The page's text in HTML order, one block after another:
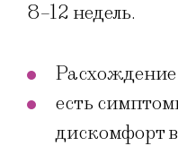
8–12 недель.
Расхождение
есть
дискомфорт